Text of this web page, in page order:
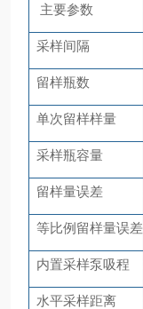
主要参数
采样间隔
留样瓶数
单次留样样量
采样瓶容量
留样量误差
等比例留样量误差
内置采样泵吸程
水平采样距离